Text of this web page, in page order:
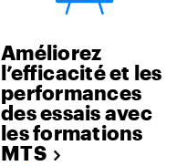
Améliorez
l’efficacité et les
performances
des essais avec
les formations
MTS